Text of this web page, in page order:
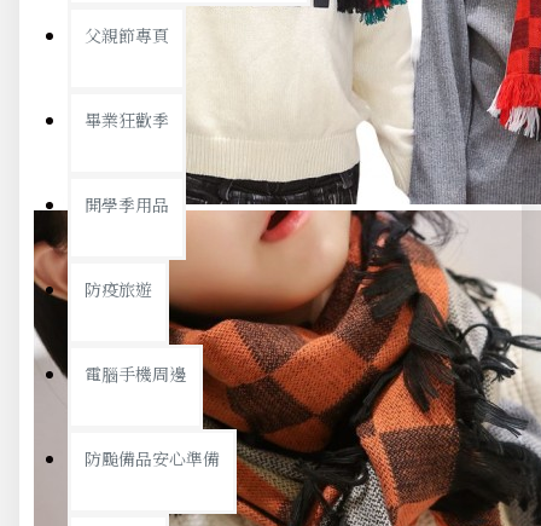
父親節專頁
畢業狂歡季
開學季用品
防疫旅遊
電腦手機周邊
防颱備品安心準備